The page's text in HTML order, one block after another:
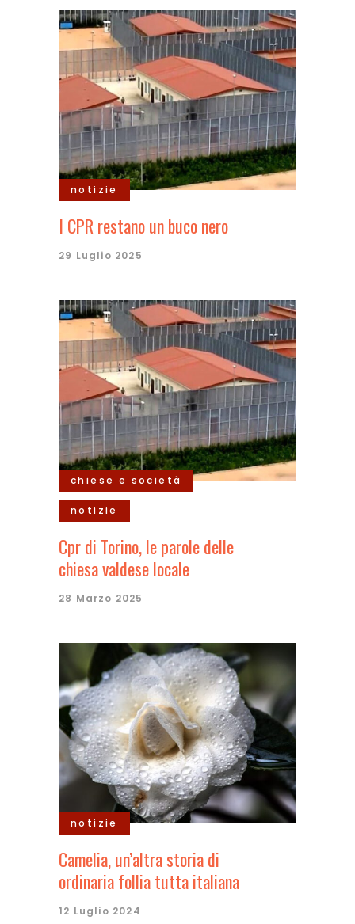
notizie
I CPR restano un buco nero
29 Luglio 2025
chiese e società
notizie
Cpr di Torino, le parole delle
chiesa valdese locale
28 Marzo 2025
notizie
Camelia, un’altra storia di
ordinaria follia tutta italiana
12 Luglio 2024